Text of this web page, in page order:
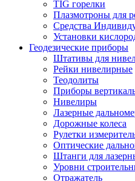
TIG горелки
Плазмотроны для
Средства
Установки
Геодезические приборы
Штативы для
Рейки нивелирные
Теодолиты
Приборы
Нивелиры
Лазерные
Дорожные колеса
Рулетки
Оптические
Штанги для
Уровни
Отражатель